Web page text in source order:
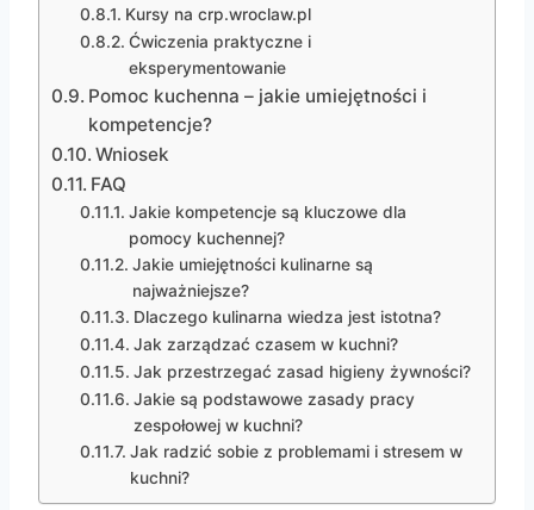
Kursy na crp.wroclaw.pl
Ćwiczenia praktyczne i
eksperymentowanie
Pomoc kuchenna – jakie umiejętności i
kompetencje?
Wniosek
FAQ
Jakie kompetencje są kluczowe dla
pomocy kuchennej?
Jakie umiejętności kulinarne są
najważniejsze?
Dlaczego kulinarna wiedza jest istotna?
Jak zarządzać czasem w kuchni?
Jak przestrzegać zasad higieny żywności?
Jakie są podstawowe zasady pracy
zespołowej w kuchni?
Jak radzić sobie z problemami i stresem w
kuchni?